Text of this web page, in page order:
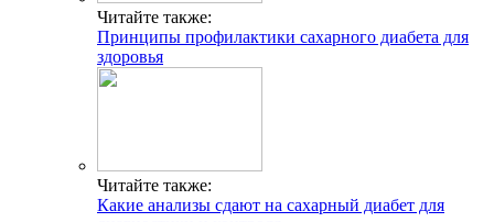
Читайте также:
Принципы профилактики сахарного диабета для
здоровья
Читайте также:
Какие анализы сдают на сахарный диабет для